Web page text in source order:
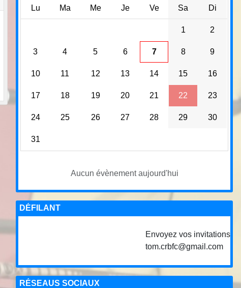
Lu Ma Me Je Ve Sa Di
1 2
3 4 5 6 7 8 9
10 11 12 13 14 15 16
17 18 19 20 21 22 23
24 25 26 27 28 29 30
31
Aucun évènement aujourd'hui
DÉFILANT
Envoyez vos invitations de
tom.crbfc@gmail.com
RÉSEAUS SOCIAUX